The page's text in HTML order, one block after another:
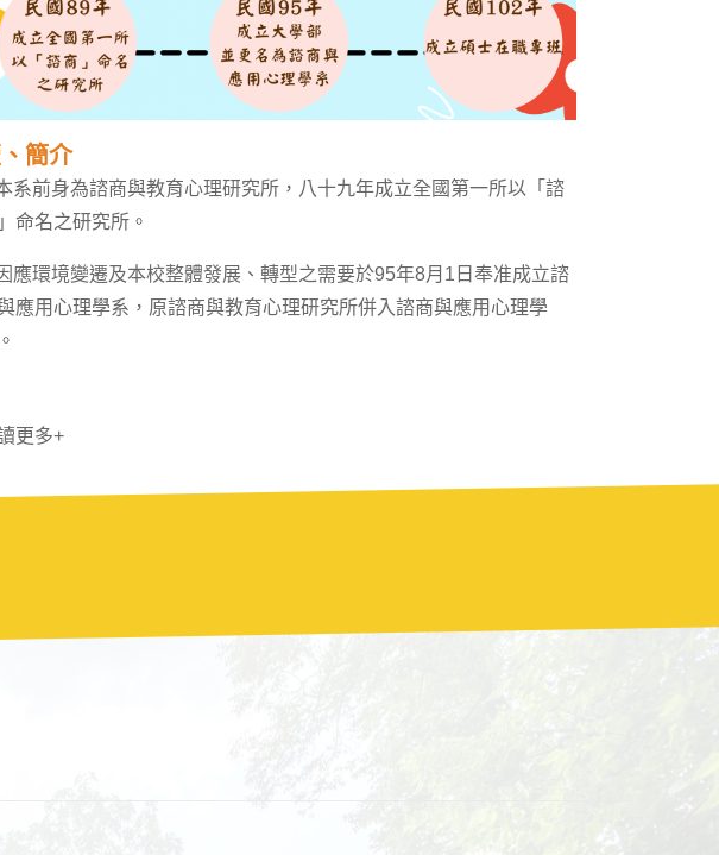
簡介
系前身為諮商與教育心理研究所，八十九年成立全國第一所以「諮
命名之研究所。
應環境變遷及本校整體發展、轉型之需要於95年8月1日奉准成立諮
應用心理學系，原諮商與教育心理研究所併入諮商與應用心理學
更多+